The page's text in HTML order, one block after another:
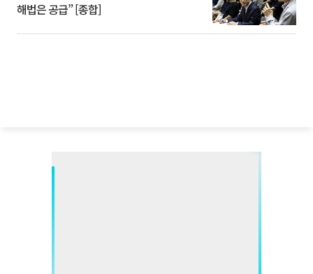
해법은 공급” [종합]